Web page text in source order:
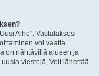
Aihe". Vastataksesi
voi vaatia
on nähtävillä alueen ja
viestejä, Voit lähettää